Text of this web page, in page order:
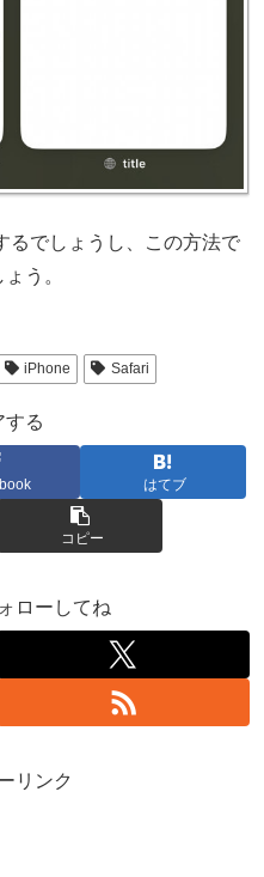
るでしょうし、この方法で
う。
iPhone Safari
する
はてブ
コピー
ローしてね
リンク